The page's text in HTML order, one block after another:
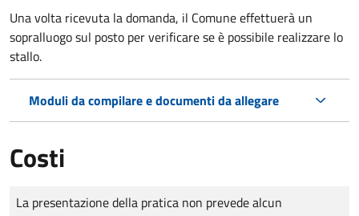
Una volta ricevuta la domanda, il Comune effettuerà un
sopralluogo sul posto per verificare se è possibile realizzare lo
stallo.
Moduli da compilare e documenti da allegare
Costi
Tipo di pagamento
Importo
La presentazione della pratica non prevede alcun